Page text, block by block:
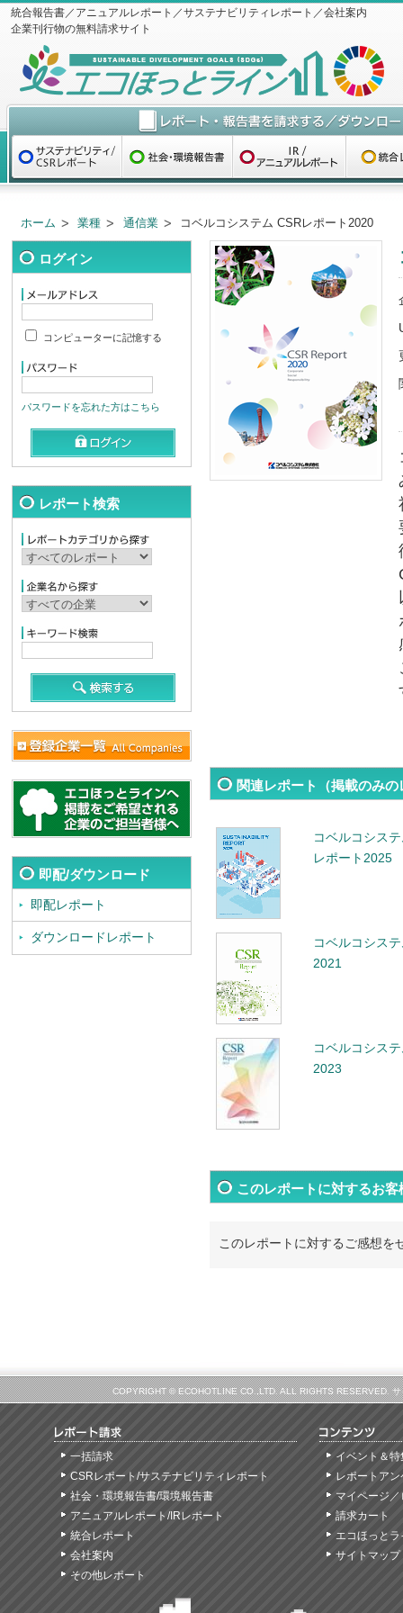
統合報告書／アニュアルレポート／サステナビリティレポート／会社案内
企業刊行物の無料請求サイト
ホーム 業種 通信業 コベルコシステム CSRレポート2020
ログイン
コンピューターに記憶する
パスワードを忘れた方はこちら
レポート検索
即配/ダウンロード
即配レポート
ダウンロードレポート
関連レポート（掲載のみ
コベルコシス
レポート2025
コベルコシス
2021
コベルコシス
2023
このレポートに対するお客
このレポートに対するご感想を
COPYRIGHT © ECOHOTLINE CO.,LTD. ALL RIGHTS RESERVED.
一括請求
CSRレポート/サステナビリティレポート
社会・環境報告書/環境報告書
アニュアルレポート/IRレポート
統合レポート
会社案内
その他レポート
イベント＆特
レポートア
マイページ
請求カート
エコほっと
サイトマップ